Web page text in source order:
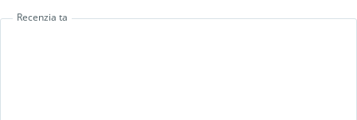
Recenzia ta